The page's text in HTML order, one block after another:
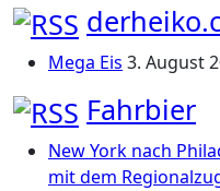
Mega Eis 3. August
Fahrbier
New York nach
mit dem